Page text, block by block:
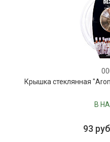
Крышка стеклянная
В
93